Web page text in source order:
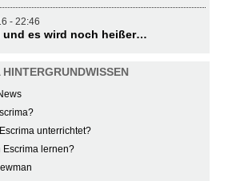
- 22:46
und es wird noch heißer…
HINTERGRUNDWISSEN
unterrichtet?
Escrima lernen?